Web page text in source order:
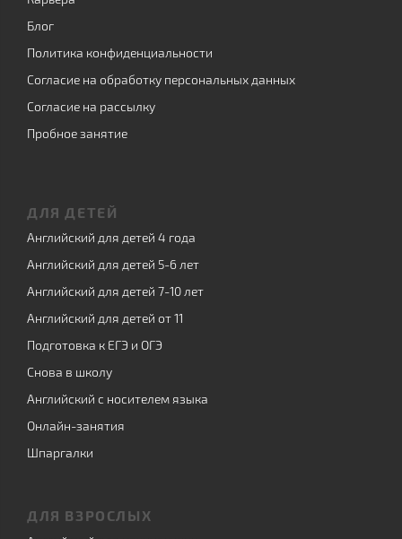
Блог
Политика конфиденциальности
Согласие на обработку персональных данных
Согласие на рассылку
Пробное занятие
ДЛЯ ДЕТЕЙ
Английский для детей 4 года
Английский для детей 5-6 лет
Английский для детей 7-10 лет
Английский для детей от 11
Подготовка к ЕГЭ и ОГЭ
Снова в школу
Английский с носителем языка
Онлайн-занятия
Шпаргалки
ДЛЯ ВЗРОСЛЫХ